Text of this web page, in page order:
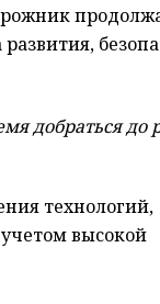
добраться до
технологий,
высокой